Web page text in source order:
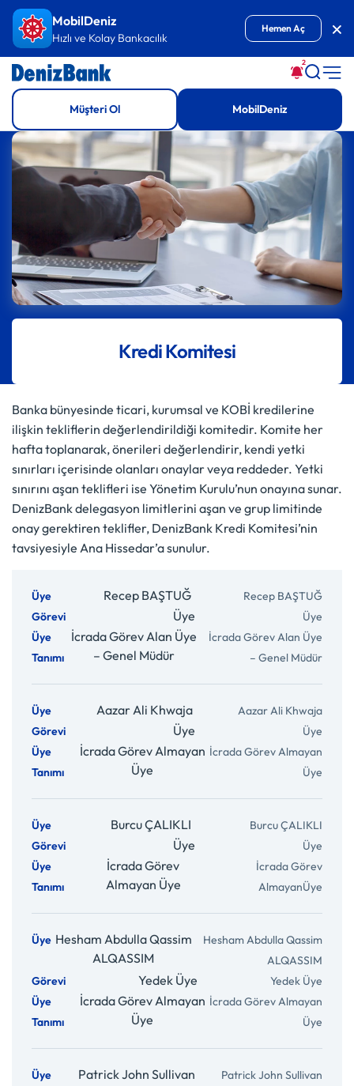
İçeriğe GitMobilDeniz
Hızlı ve Kolay Bankacılık
Hemen Aç
2
Müşteri Ol MobilDeniz
Kredi Komitesi
Banka bünyesinde ticari, kurumsal ve KOBİ kredilerine
ilişkin tekliflerin değerlendirildiği komitedir. Komite her
hafta toplanarak, önerileri değerlendirir, kendi yetki
sınırları içerisinde olanları onaylar veya reddeder. Yetki
sınırını aşan teklifleri ise Yönetim Kurulu’nun onayına sunar.
DenizBank delegasyon limitlerini aşan ve grup limitinde
onay gerektiren teklifler, DenizBank Kredi Komitesi’nin
tavsiyesiyle Ana Hissedar’a sunulur.
Recep BAŞTUĞ
Üye
İcrada Görev Alan Üye
– Genel Müdür
Aazar Ali Khwaja
Üye
İcrada Görev Almayan
Üye
Burcu ÇALIKLI
Üye
İcrada Görev
Almayan Üye
Hesham Abdulla Qassim
ALQASSIM
Yedek Üye
İcrada Görev Almayan
Üye
Patrick John Sullivan